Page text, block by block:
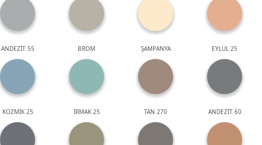
ANDEZİT 55 BROM ŞAMPANYA EYLÜL 25
KOZMİK 25 IRMAK 25 TAN 270 ANDEZİT 60